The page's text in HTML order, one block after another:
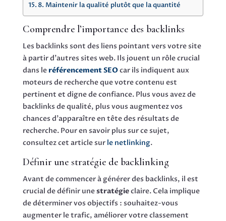
8. Maintenir la qualité plutôt que la quantité
Comprendre l’importance des backlinks
Les backlinks sont des liens pointant vers votre site
à partir d’autres sites web. Ils jouent un rôle crucial
dans le référencement SEOcar ils indiquent aux
moteurs de recherche que votre contenu est
pertinent et digne de confiance. Plus vous avez de
backlinks de qualité, plus vous augmentez vos
chances d’apparaître en tête des résultats de
recherche. Pour en savoir plus sur ce sujet,
consultez cet article sur le netlinking.
Définir une stratégie de backlinking
Avant de commencer à générer des backlinks, il est
crucial de définir unestratégieclaire. Cela implique
de déterminer vos objectifs : souhaitez-vous
augmenter le trafic, améliorer votre classement